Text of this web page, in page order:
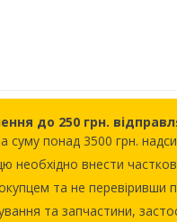
до 250 грн.
суму понад 3500 грн.
необхідно внести
та не перевіривши
та запчастини,